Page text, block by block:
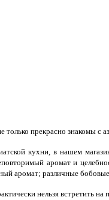
прекрасно знакомы
кухни, в нашем
аромат и
аромат; различные
нельзя встретить